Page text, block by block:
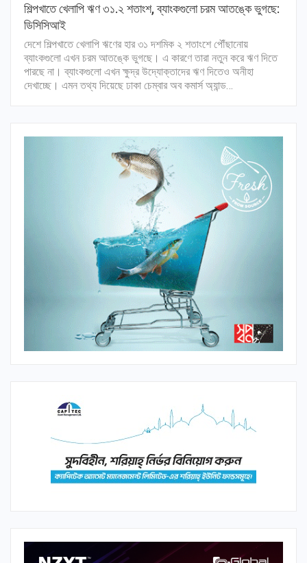
শিল্পখাতে খেলাপি ঋণ ৩১.২ শতাংশ, ব্যাংকগুলো চরম আতঙ্কে ভুগছে:
ডিসিসিআই
দেশে শিল্পখাতে খেলাপি ঋণের হার ৩১ দশমিক ২ শতাংশে পৌঁছানোয়
ব্যাংকগুলো এখন চরম আতঙ্কে ভুগছে। এ কারণে তারা নতুন করে ঋণ দিতে
পারছে না। ব্যাংকগুলো এখন ক্ষুদ্র উদ্যোক্তাদের ঋণ দিতেও অনীহা
দেখাচ্ছে। এমন তথ্য দিয়েছে ঢাকা চেম্বার অব কমার্স অ্যান্ড…